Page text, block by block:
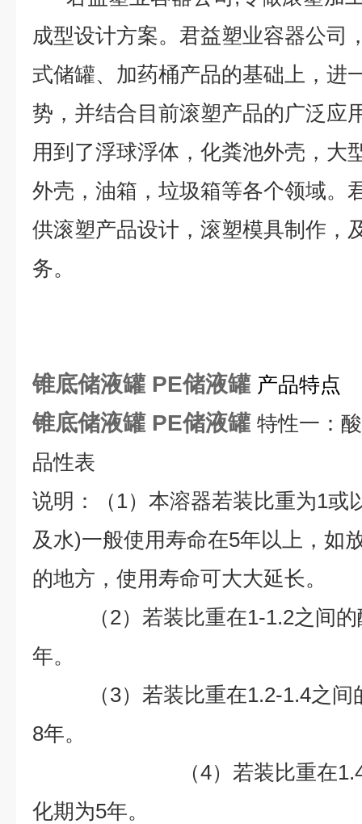
成型设计方案。君益塑业容器公司
式储罐、加药桶产品的基础上，进
势，并结合目前滚塑产品的广泛应
用到了浮球浮体，化粪池外壳，大
外壳，油箱，垃圾箱等各个领域。
供滚塑产品设计，滚塑模具制作，
务。
锥底储液罐PE储液罐 产品特点
锥底储液罐PE储液罐 特性一：
品性表
说明：（1）本溶器若装比重为1或
及水)一般使用寿命在5年以上，如
的地方，使用寿命可大大延长。
（2）若装比重在1-1.2之间的
年。
（3）若装比重在1.2-1.4之间
8年。
（4）若装比重在1.4以
化期为5年。